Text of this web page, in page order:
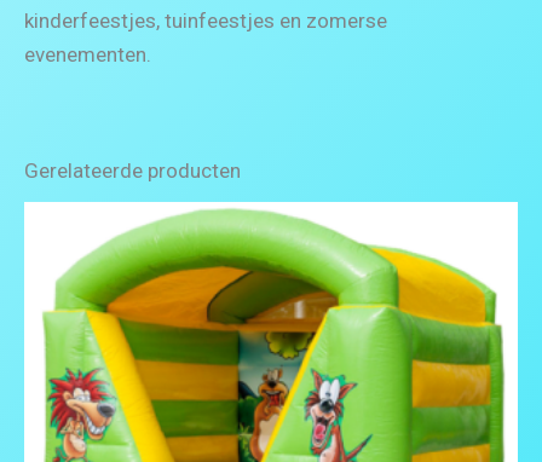
kinderfeestjes, tuinfeestjes en zomerse
evenementen.
Gerelateerde producten